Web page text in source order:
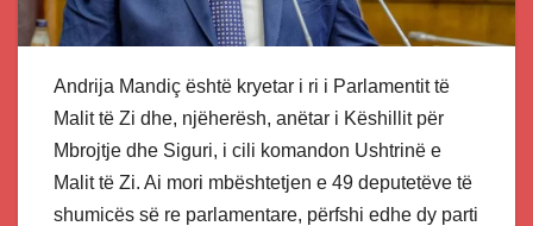
Andrija Mandiç është kryetar i ri i Parlamentit të
Malit të Zi dhe, njëherësh, anëtar i Këshillit për
Mbrojtje dhe Siguri, i cili komandon Ushtrinë e
Malit të Zi. Ai mori mbështetjen e 49 deputetëve të
shumicës së re parlamentare, përfshi edhe dy parti